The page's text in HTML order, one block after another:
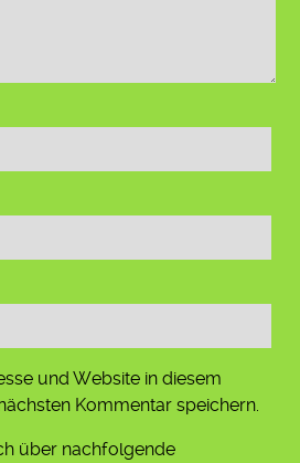
und Website in diesem
Kommentar speichern.
über nachfolgende